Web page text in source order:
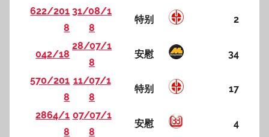
622/201
8
31/08/1
8
特别 2
042/18
28/07/1
8
安慰 34
570/201
8
11/07/1
8
特别 17
2864/1
8
07/07/1
8
安慰 4